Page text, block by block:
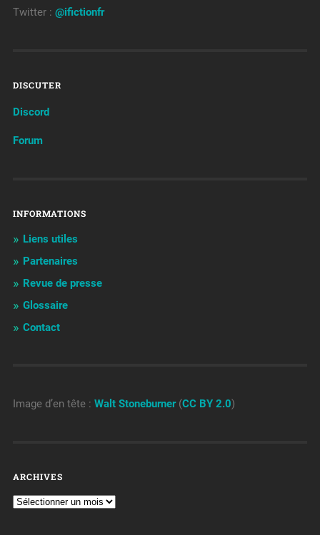
Twitter : @ifictionfr
DISCUTER
Discord
Forum
INFORMATIONS
Liens utiles
Partenaires
Revue de presse
Glossaire
Contact
Image d’en tête : Walt Stoneburner(CC BY 2.0)
ARCHIVES